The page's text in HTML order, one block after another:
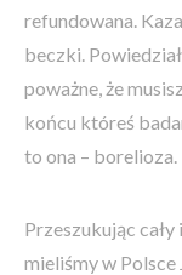
refundowana.
beczki.
poważne, że
końcu któreś
to ona – borelioza.
Przeszukując cały
mieliśmy w